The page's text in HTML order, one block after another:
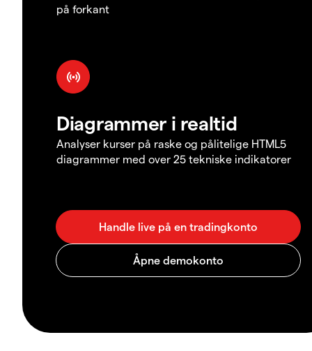
på forkant
Diagrammer i realtid
Analyser kurser på raske og pålitelige HTML5
diagrammer med over 25 tekniske indikatorer